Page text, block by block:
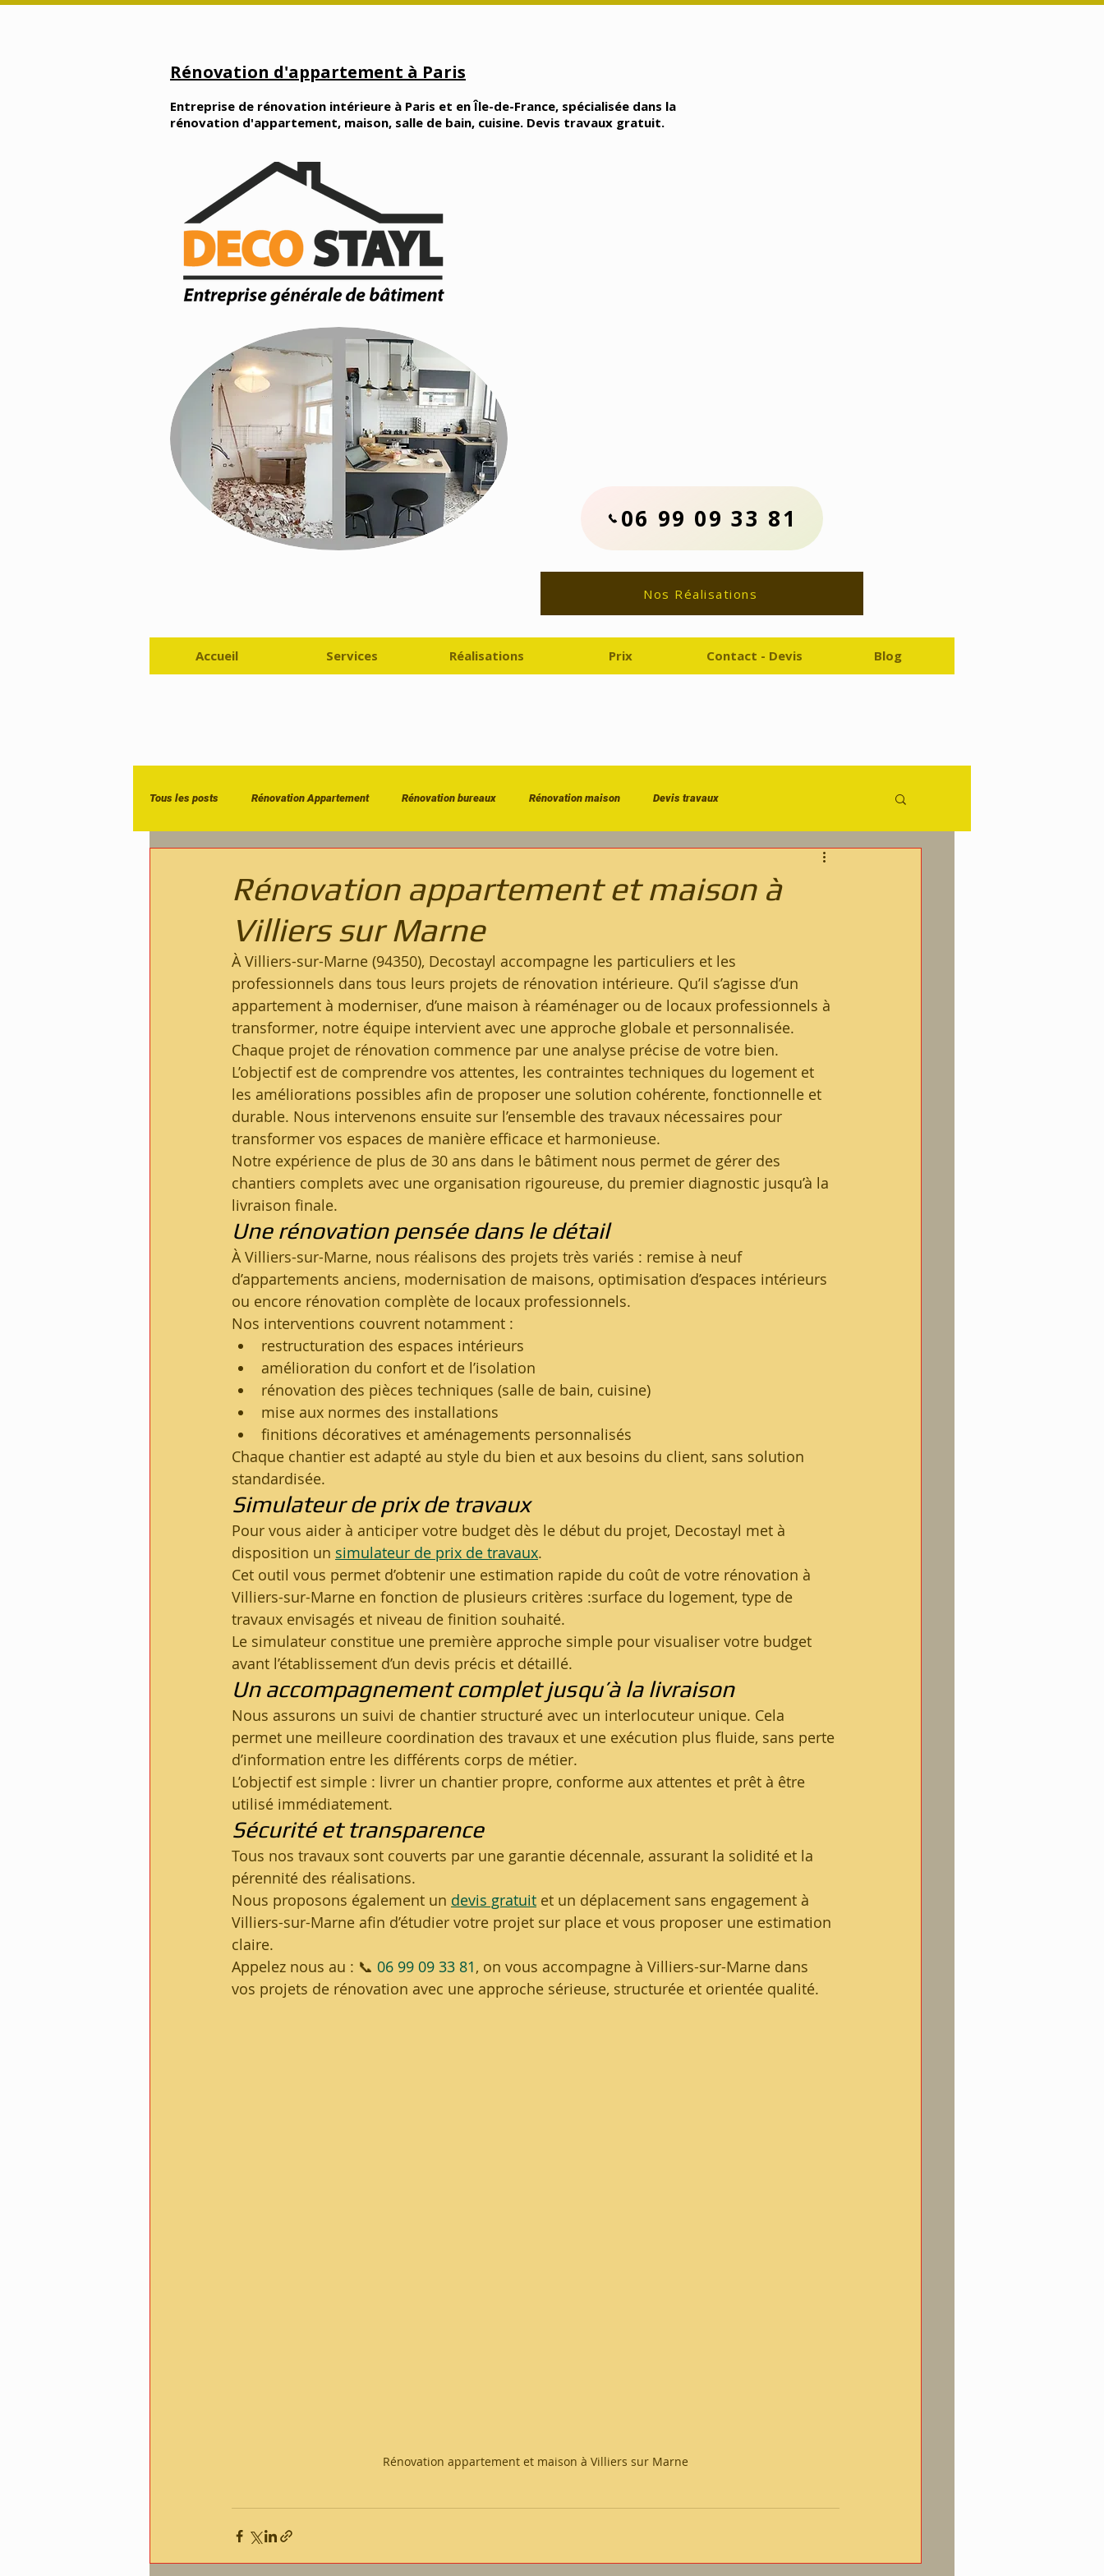
Rénovation d'appartement à Paris
Entreprise de rénovation intérieure à Paris et en Île-de-France, spécialisée dans la
rénovation d'appartement, maison, salle de bain, cuisine. Devis travaux gratuit.
06 99 09 33 81
Nos Réalisations
Accueil Services Réalisations Prix Contact - Devis Blog
Tous les posts Rénovation Appartement Rénovation bureaux Rénovation maison Devis travaux
Rénovation appartement et maison à
Villiers sur Marne
À Villiers-sur-Marne (94350), Decostayl accompagne les particuliers et les
professionnels dans tous leurs projets de rénovation intérieure. Qu’il s’agisse d’un
appartement à moderniser, d’une maison à réaménager ou de locaux professionnels à
transformer, notre équipe intervient avec une approche globale et personnalisée.
Chaque projet de rénovation commence par une analyse précise de votre bien.
L’objectif est de comprendre vos attentes, les contraintes techniques du logement et
les améliorations possibles afin de proposer une solution cohérente, fonctionnelle et
durable. Nous intervenons ensuite sur l’ensemble des travaux nécessaires pour
transformer vos espaces de manière efficace et harmonieuse.
Notre expérience de plus de 30 ans dans le bâtiment nous permet de gérer des
chantiers complets avec une organisation rigoureuse, du premier diagnostic jusqu’à la
livraison finale.
Une rénovation pensée dans le détail
À Villiers-sur-Marne, nous réalisons des projets très variés : remise à neuf
d’appartements anciens, modernisation de maisons, optimisation d’espaces intérieurs
ou encore rénovation complète de locaux professionnels.
Nos interventions couvrent notamment :
restructuration des espaces intérieurs
amélioration du confort et de l’isolation
rénovation des pièces techniques (salle de bain, cuisine)
mise aux normes des installations
finitions décoratives et aménagements personnalisés
Chaque chantier est adapté au style du bien et aux besoins du client, sans solution
standardisée.
Simulateur de prix de travaux
Pour vous aider à anticiper votre budget dès le début du projet, Decostayl met à
disposition un simulateur de prix de travaux.
Cet outil vous permet d’obtenir une estimation rapide du coût de votre rénovation à
Villiers-sur-Marne en fonction de plusieurs critères :surface du logement, type de
travaux envisagés et niveau de finition souhaité.
Le simulateur constitue une première approche simple pour visualiser votre budget
avant l’établissement d’un devis précis et détaillé.
Un accompagnement complet jusqu’à la livraison
Nous assurons un suivi de chantier structuré avec un interlocuteur unique. Cela
permet une meilleure coordination des travaux et une exécution plus fluide, sans perte
d’information entre les différents corps de métier.
L’objectif est simple : livrer un chantier propre, conforme aux attentes et prêt à être
utilisé immédiatement.
Sécurité et transparence
Tous nos travaux sont couverts par une garantie décennale, assurant la solidité et la
pérennité des réalisations.
Nous proposons également un devis gratuit et un déplacement sans engagement à
Villiers-sur-Marne afin d’étudier votre projet sur place et vous proposer une estimation
claire.
Appelez nous au : 📞 06 99 09 33 81, on vous accompagne à Villiers-sur-Marne dans
vos projets de rénovation avec une approche sérieuse, structurée et orientée qualité.
Rénovation appartement et maison à Villiers sur Marne